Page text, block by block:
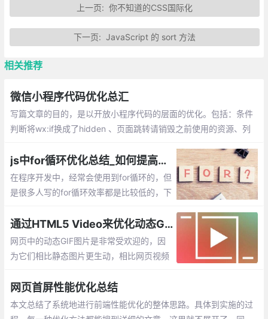
上一页: 你不知道的CSS国际化
下一页: JavaScript 的 sort 方法
相关推荐
微信小程序代码优化总汇
写篇文章的目的，是以开放小程序代码的层面的优化。包括：条件
判断将wx:if换成了hidden 、页面跳转请销毁之前使用的资源、列
put，应预留出键盘收起的时间
js中for循环优化总结_如何提高程序的执行效率
在程序开发中，经常会使用到for循环的，但
是很多人写的for循环效率都是比较低的，下
来提高我们程序的执行效率。
通过HTML5 Video来优化动态GIF
网页中的动态GIF图片是非常受欢迎的，因
为它们相比静态图片更生动，相比网页视频
积，就导致网页加载速度变慢，内存使用增
加
网页首屏性能优化总结
本文总结了系统地进行前端性能优化的整体思路。具体到实施的过